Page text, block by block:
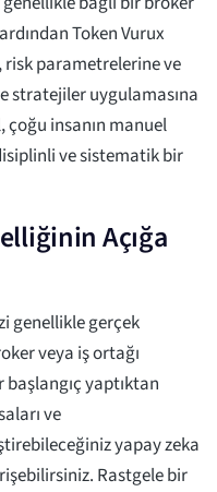
Token Vurux
parametrelerine ve
stratejiler uygulamasına
insanın manuel
ve sistematik bir
Açığa
genellikle gerçek
veya iş ortağı
yaptıktan
ve
yapay zeka
Rastgele bir